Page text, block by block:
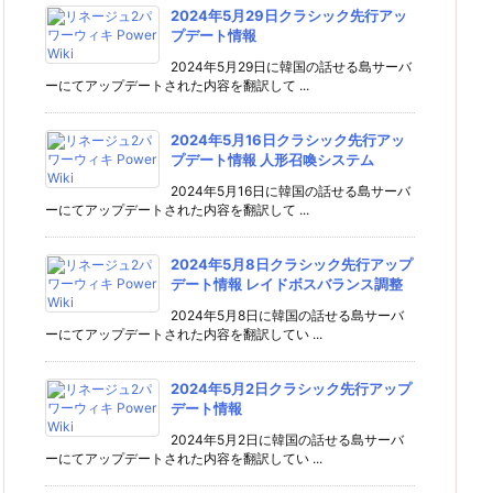
2024年5月29日クラシック先行アッ
プデート情報
2024年5月29日に韓国の話せる島サーバ
ーにてアップデートされた内容を翻訳して ...
2024年5月16日クラシック先行アッ
プデート情報 人形召喚システム
2024年5月16日に韓国の話せる島サーバ
ーにてアップデートされた内容を翻訳して ...
2024年5月8日クラシック先行アップ
デート情報 レイドボスバランス調整
2024年5月8日に韓国の話せる島サーバ
ーにてアップデートされた内容を翻訳してい ...
2024年5月2日クラシック先行アップ
デート情報
2024年5月2日に韓国の話せる島サーバ
ーにてアップデートされた内容を翻訳してい ...